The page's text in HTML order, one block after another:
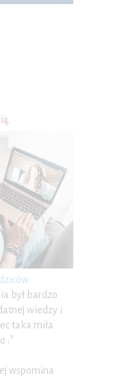
.
był bardzo
wiedzy i
taka miła
:*
wspomina